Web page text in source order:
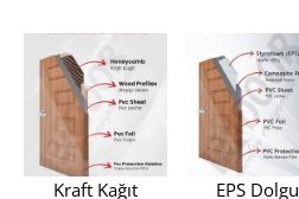
Kraft Kağıt EPS Dolgu